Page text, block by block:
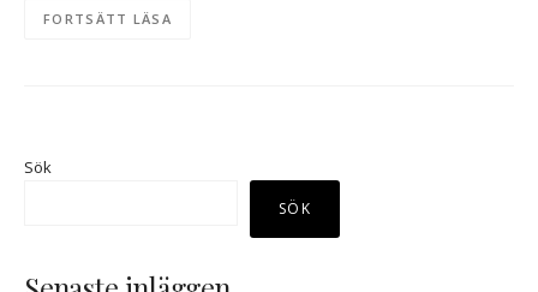
FORTSÄTT LÄSA
Sök
SÖK